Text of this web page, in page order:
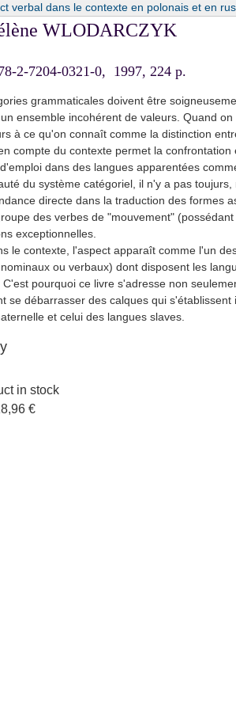
WLODARCZYK
2-7204-0321-0, 1997, 224 p.
grammaticales doivent être
ensemble incohérent de valeurs. Quand
à ce qu'on connaît comme la distinction
compte du contexte permet la
dans des langues apparentées
du système catégoriel, il n'y a pas
directe dans la traduction des formes
des verbes de "mouvement"
exceptionnelles.
le contexte, l'aspect apparaît comme l'un
ou verbaux) dont disposent les
C'est pourquoi ce livre s'adresse non
se débarrasser des calques qui
et celui des langues slaves.
in stock
€